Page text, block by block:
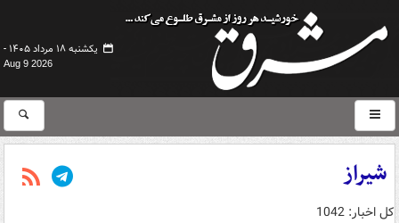
یکشنبه ۱۸ مرداد ۱۴۰۵ -
Aug 9 2026
شیراز
کل اخبار: 1042